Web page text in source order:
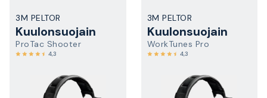
3M PELTOR
Kuulonsuojain
ProTac Shooter
4,3
3M PELTOR
Kuulonsuojain
WorkTunes Pro
4,3